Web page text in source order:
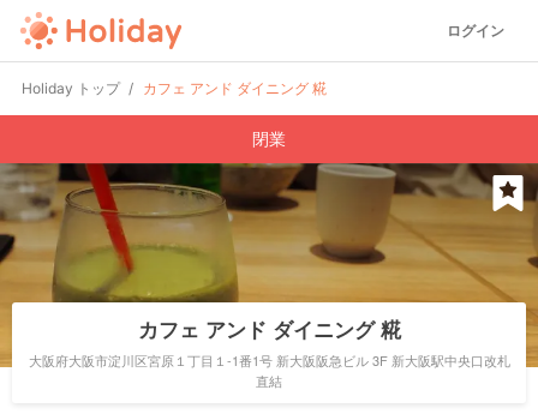
ログイン
Holiday トップ カフェ アンド ダイニング 糀
閉業
カフェ アンド ダイニング 糀
大阪府大阪市淀川区宮原１丁目１-1番1号 新大阪阪急ビル 3F 新大阪駅中央口改札
直結